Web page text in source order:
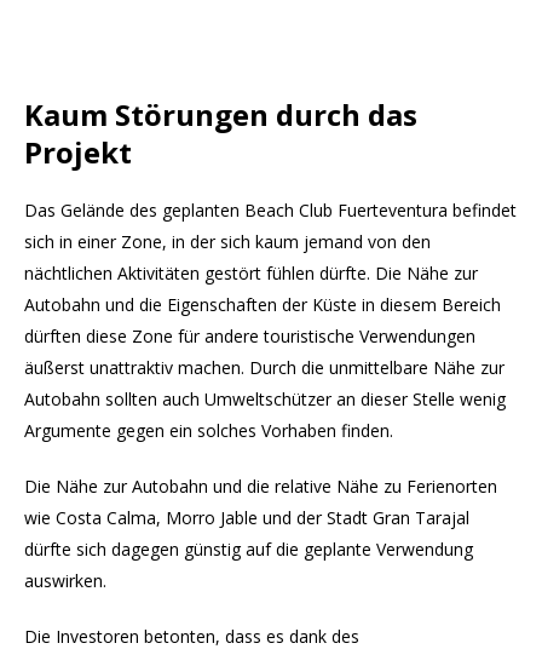
Kaum Störungen durch das
Projekt
Das Gelände des geplanten Beach Club Fuerteventura befindet
sich in einer Zone, in der sich kaum jemand von den
nächtlichen Aktivitäten gestört fühlen dürfte. Die Nähe zur
Autobahn und die Eigenschaften der Küste in diesem Bereich
dürften diese Zone für andere touristische Verwendungen
äußerst unattraktiv machen. Durch die unmittelbare Nähe zur
Autobahn sollten auch Umweltschützer an dieser Stelle wenig
Argumente gegen ein solches Vorhaben finden.
Die Nähe zur Autobahn und die relative Nähe zu Ferienorten
wie Costa Calma, Morro Jable und der Stadt Gran Tarajal
dürfte sich dagegen günstig auf die geplante Verwendung
auswirken.
Die Investoren betonten, dass es dank des